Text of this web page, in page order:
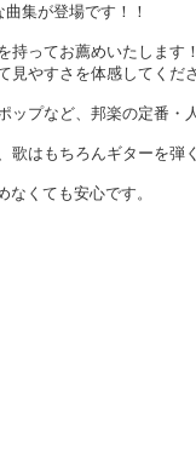
集が登場です！！
持ってお薦めいたします！
やすさを体感してくださ
プなど、邦楽の定番・
はもちろんギターを弾
くても安心です。